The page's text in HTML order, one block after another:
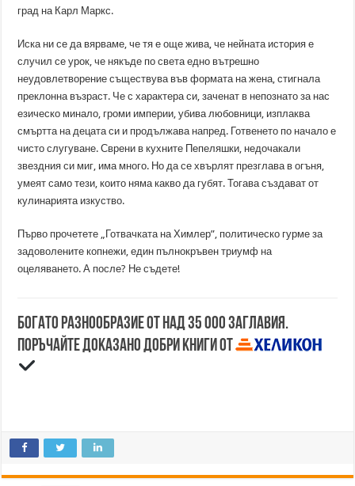
град на Карл Маркс.
Иска ни се да вярваме, че тя е още жива, че нейната история е
случил се урок, че някъде по света едно вътрешно
неудовлетворение съществува във формата на жена, стигнала
преклонна възраст. Че с характера си, заченат в непознато за нас
езическо минало, громи империи, убива любовници, изплаква
смъртта на децата си и продължава напред. Готвенето по начало е
чисто слугуване. Сврени в кухните Пепеляшки, недочакали
звездния си миг, има много. Но да се хвърлят презглава в огъня,
умеят само тези, които няма какво да губят. Тогава създават от
кулинарията изкуство.
Първо прочетете „Готвачката на Химлер”, политическо гурме за
задоволените копнежи, един пълнокръвен триумф на
оцеляването. А после? Не съдете!
Богато разнообразие от над 35 000 заглавия.
Поръчайте доказано добри книги от